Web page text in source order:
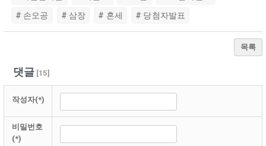
# 손오공
# 삼장 # 혼세 # 당첨자발표
목록
댓글[15]
작성자(*)
비밀번호
(*)